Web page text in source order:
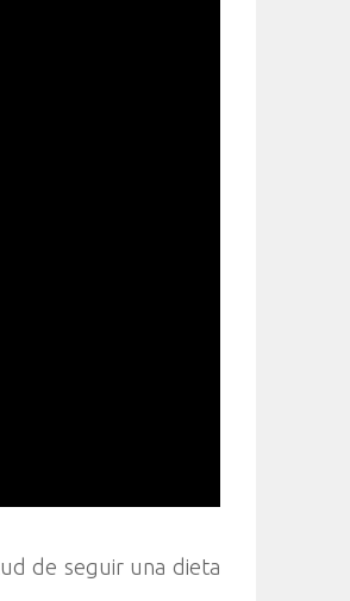
de seguir una dieta